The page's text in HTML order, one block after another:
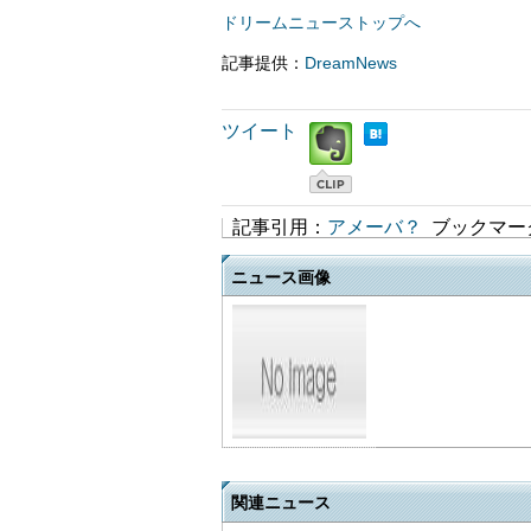
ドリームニューストップへ
記事提供： DreamNews
ツイート
記事引用： アメーバ？ ブックマー
ニュース画像
関連ニュース